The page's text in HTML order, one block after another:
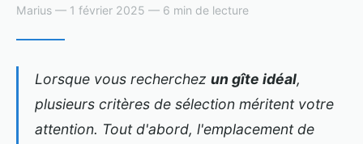
Marius — 1 février 2025 — 6 min de lecture
Lorsque vous recherchez un gîte idéal,
plusieurs critères de sélection méritent votre
attention. Tout d'abord, l'emplacement de